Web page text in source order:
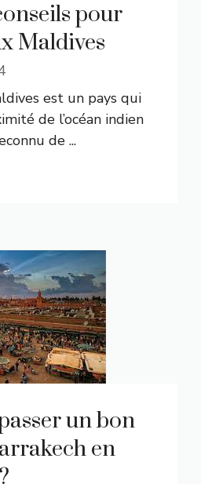
pour
Maldives
est un pays qui
de l’océan indien
de ...
un bon
en